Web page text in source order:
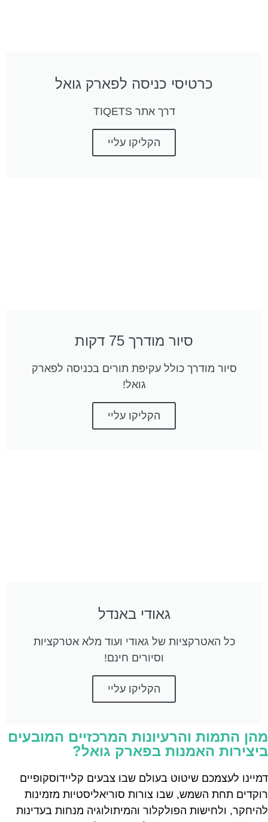
כרטיסי כניסה לפארק גואל
דרך אתר TIQETS
הקליקו עליי
סיור מודרך 75 דקות
סיור מודרך כולל עקיפת תורים בכניסה לפארק
גואל!
הקליקו עליי
גאודי באנדל
כל האטרקציות של גאודי ועוד מלא אטרקציות
וסיורים חינם!
הקליקו עליי
מהן התמות והרעיונות המרכזיים המובעים
ביצירות האמנות בפארק גואל?
דמיינו לעצמכם שיטוט בעולם שבו צבעים קליידוסקופיים
רוקדים תחת השמש, שבו צורות סוריאליסטיות מזמינות
להיחקר, ולחישות הפולקלור והמיתולוגיה מנחות בעדינות